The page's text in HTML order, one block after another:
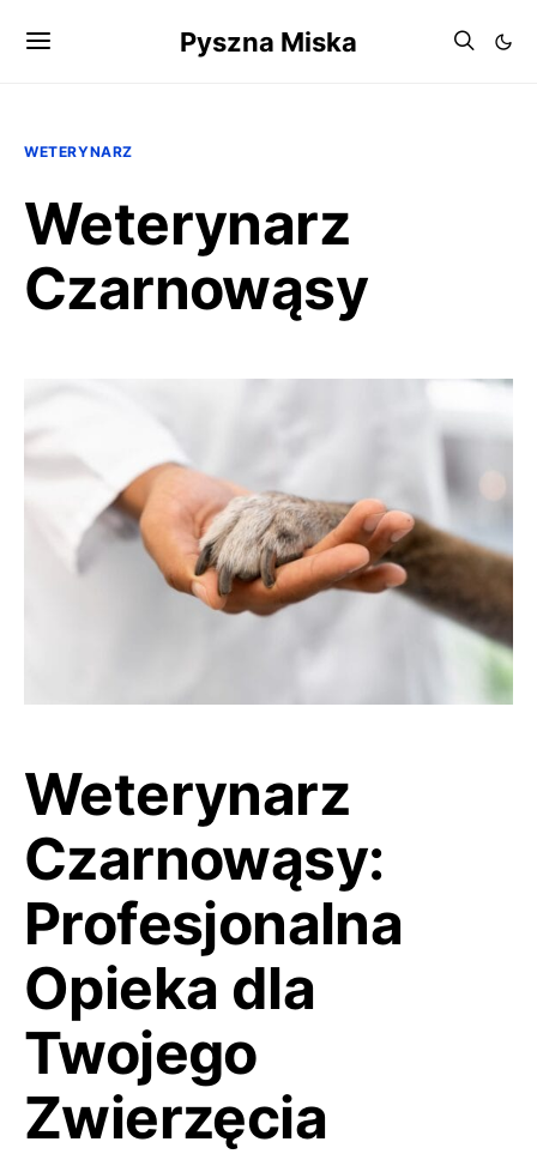
Pyszna Miska
WETERYNARZ
Weterynarz
Czarnowąsy
Weterynarz
Czarnowąsy:
Profesjonalna
Opieka dla
Twojego
Zwierzęcia